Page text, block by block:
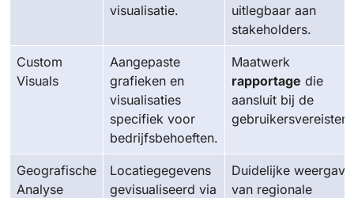
visualisatie.
uitlegbaar aan
stakeholders.
Custom
Visuals
Aangepaste
grafieken en
visualisaties
specifiek voor
bedrijfsbehoeften.
Maatwerk
rapportage die
aansluit bij de
gebruikersvereisten.
Geografische
Analyse
Locatiegegevens
gevisualiseerd via
Duidelijke weergave
van regionale